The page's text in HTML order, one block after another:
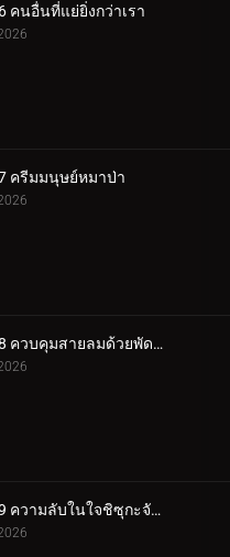
คนอื่นที่แย่ยิ่งกว่าเรา
ครีมมนุษย์หมาป่า
ตอนที่ 18 ควบคุมสายลมด้วยพัดใบตอง
ตอนที่ 19 ความลับในใจชิซุกะจัง 360p